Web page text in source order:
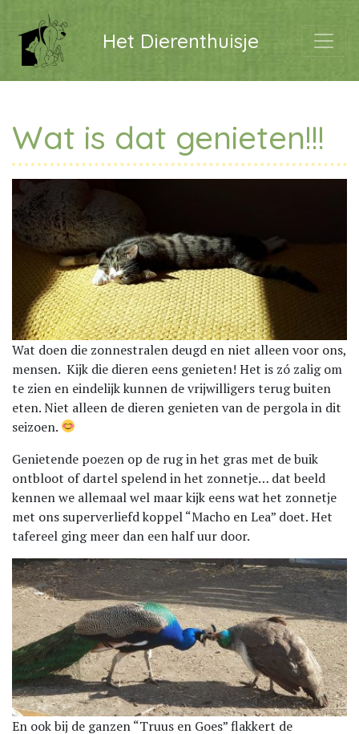
Het Dierenthuisje
Wat is dat genieten!!!
Wat doen die zonnestralen deugd en niet alleen voor ons,
mensen. Kijk die dieren eens genieten! Het is zó zalig om
te zien en eindelijk kunnen de vrijwilligers terug buiten
eten. Niet alleen de dieren genieten van de pergola in dit
seizoen.
Genietende poezen op de rug in het gras met de buik
ontbloot of dartel spelend in het zonnetje… dat beeld
kennen we allemaal wel maar kijk eens wat het zonnetje
met ons superverliefd koppel “Macho en Lea” doet. Het
tafereel ging meer dan een half uur door.
En ook bij de ganzen “Truus en Goes” flakkert de